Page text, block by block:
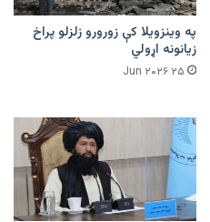
په وینزویلا کې زورورو زلزلو پراخ
زیانونه اړولي
۲۵ Jun ۲۰۲۶